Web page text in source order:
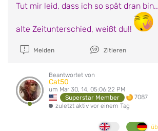
Tut mir leid, dass ich so spät dran
alte Zeitunterschied, weißt du!!
Melden Zitieren
Beantwortet von
Cat50
um Mar 30, 14, 05:06:22 PM
Superstar Member
7087
zuletzt aktiv vor einem Tag